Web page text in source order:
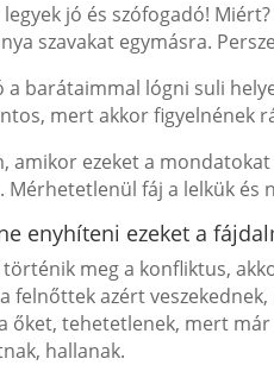
legyek jó és szófogadó!
szavakat egymásra.
a barátaimmal lógni suli
mert akkor figyelnének
amikor ezeket a
fáj a lelkük és
enyhíteni ezeket a
meg a konfliktus,
felnőttek azért
őket, tehetetlenek, mert
hallanak.